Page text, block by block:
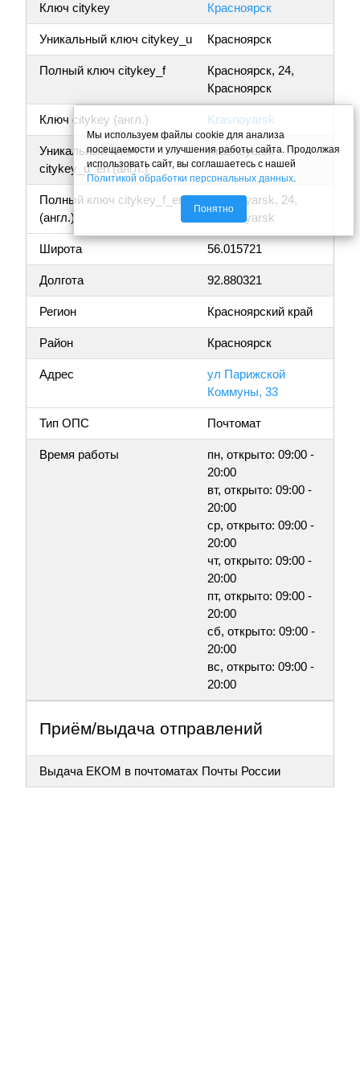
Ключ citykey Красноярск
Уникальный ключ citykey_u Красноярск
Полный ключ citykey_f
Красноярск, 24,
Красноярск
Ключ citykey (англ.) Krasnoyarsk
Уникальный ключ
citykey_u_en (англ.)
Krasnoyarsk
Полный ключ citykey_f_en
(англ.)
Krasnoyarsk, 24,
Krasnoyarsk
Широта 56.015721
Долгота 92.880321
Регион Красноярский край
Район Красноярск
Адрес
ул Парижской
Коммуны, 33
Тип ОПС Почтомат
Время работы
пн, открыто: 09:00 -
20:00
вт, открыто: 09:00 -
20:00
ср, открыто: 09:00 -
20:00
чт, открыто: 09:00 -
20:00
пт, открыто: 09:00 -
20:00
сб, открыто: 09:00 -
20:00
вс, открыто: 09:00 -
20:00
Приём/выдача отправлений
Выдача ЕКОМ в почтоматах Почты России
Мы используем файлы cookie для анализа
посещаемости и улучшения работы сайта. Продолжая
использовать сайт, вы соглашаетесь с нашей
Политикой обработки персональных данных.
Понятно